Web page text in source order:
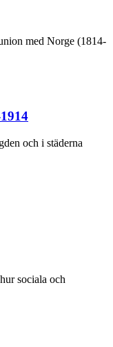
med Norge (1814-
och i städerna
sociala och